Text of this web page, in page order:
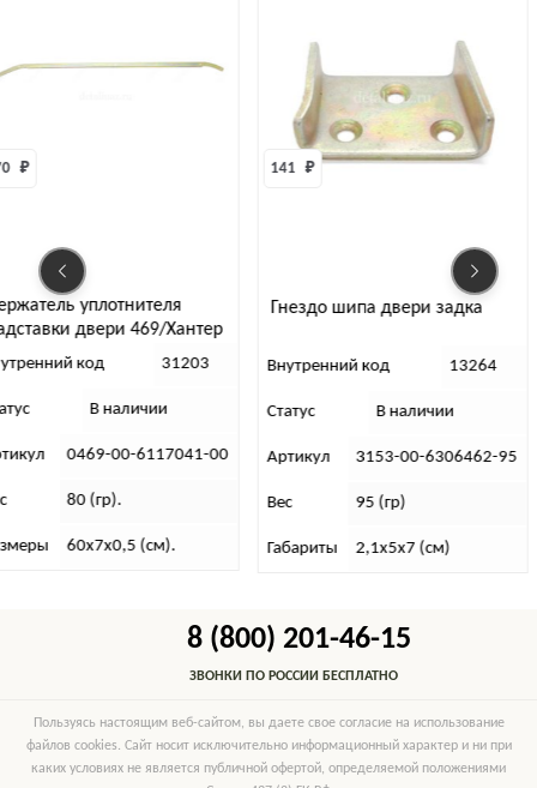
уплотнителя
двери 469/Хантер
левый)
₽
код 31203
В наличии
0469-00-6117041-00
80 (гр).
60х7х0,5 (см).
Гнездо шипа двери задка
141 ₽
Внутренний код 13264
Статус В наличии
Артикул 3153-00-6306462-95
Вес 95 (гр)
Габариты 2,1х5х7 (см)
8 (800) 201-46-15
ЗВОНКИ ПО РОССИИ БЕСПЛАТНО
Пользуясь настоящим веб-сайтом, вы даете свое согласие на использование
файлов cookies. Сайт носит исключительно информационный характер и ни при
каких условиях не является публичной офертой, определяемой положениями